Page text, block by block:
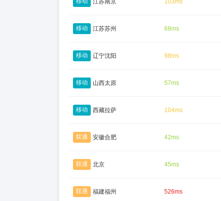
江苏南京 103ms
移动 江苏苏州 68ms
移动 辽宁沈阳 98ms
移动 山西太原 57ms
移动 西藏拉萨 104ms
联通 安徽合肥 42ms
联通 北京 45ms
联通 福建福州 526ms